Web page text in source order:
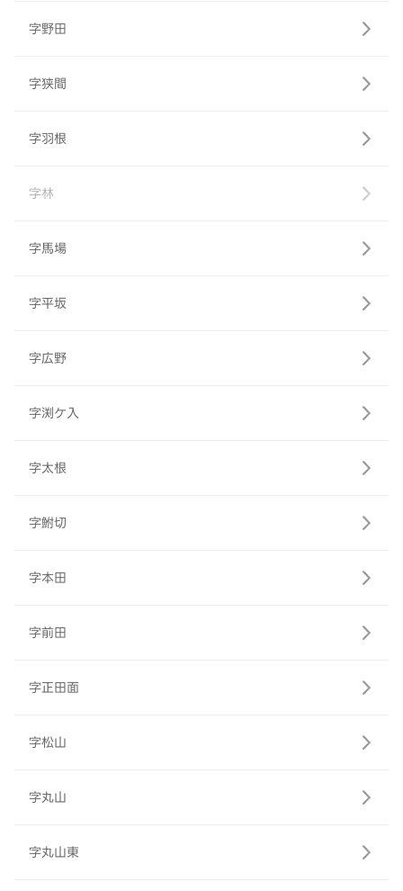
字野田
字狭間
字羽根
字林
字馬場
字平坂
字広野
字渕ケ入
字太根
字鮒切
字本田
字前田
字正田面
字松山
字丸山
字丸山東